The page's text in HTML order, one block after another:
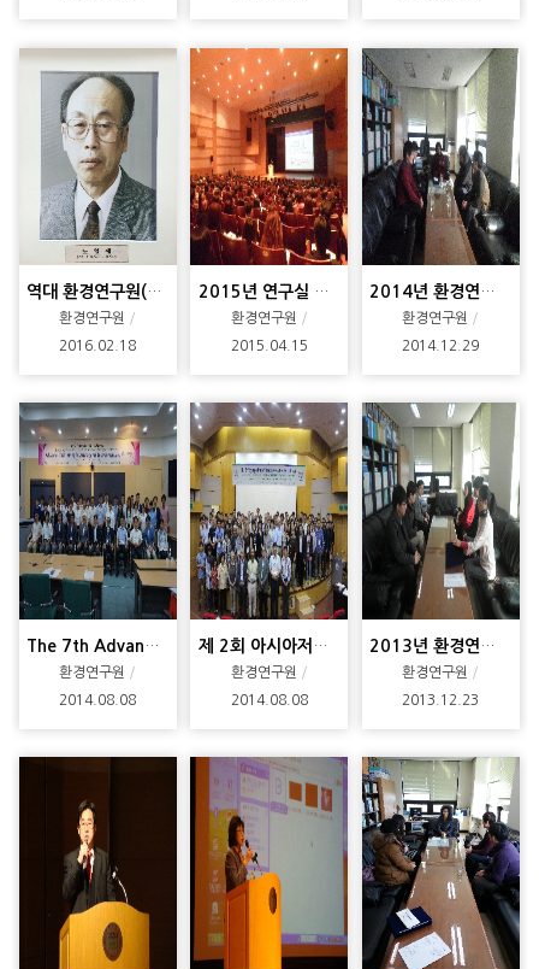
역대 환경연구원(환경문제연구소)원장님 소장님
환경연구원
2016.02.18
2015년 연구실 안전교육
환경연구원
2015.04.15
2014년 환경연구원 학술상 시상
환경연구원
2014.12.29
The 7th Advanced Engineering Technology for Enviro
환경연구원
2014.08.08
제 2회 아시아저서생물학회
환경연구원
2014.08.08
2013년 환경연구원 학술상 시상
환경연구원
2013.12.23